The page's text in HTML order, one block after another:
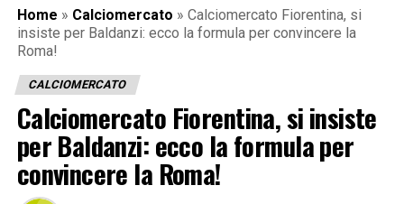
Home » Calciomercato » Calciomercato Fiorentina, si
insiste per Baldanzi: ecco la formula per convincere la
Roma!
CALCIOMERCATO
Calciomercato Fiorentina, si insiste
per Baldanzi: ecco la formula per
convincere la Roma!